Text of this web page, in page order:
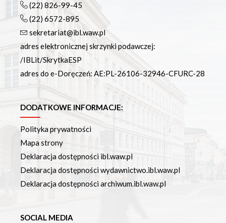
(22) 826-99-45
(22) 6572-895
sekretariat@ibl.waw.pl
adres elektronicznej skrzynki podawczej:
/IBLit/SkrytkaESP
adres do e-Doręczeń: AE:PL-26106-32946-CFURC-28
DODATKOWE INFORMACJE:
Polityka prywatności
Mapa strony
Deklaracja dostępności ibl.waw.pl
Deklaracja dostępności wydawnictwo.ibl.waw.pl
Deklaracja dostępności archiwum.ibl.waw.pl
SOCIAL MEDIA